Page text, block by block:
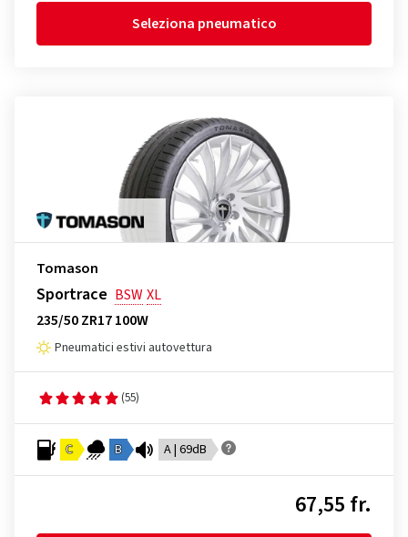
Seleziona pneumatico
Tomason
Sportrace BSWXL
235/50 ZR17 100W
Pneumatici estivi autovettura
(55)
C B A | 69dB
67,55 fr.